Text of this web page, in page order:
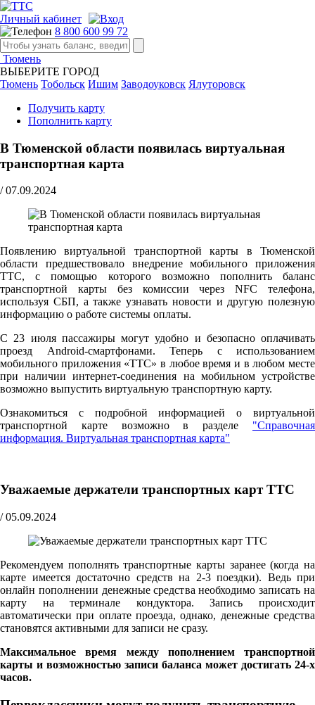
Личный кабинет
8 800 600 99 72
Тюмень
ВЫБЕРИТЕ ГОРОД
Тюмень Тобольск Ишим Заводоуковск Ялуторовск
Получить карту
Пополнить карту
В Тюменской области появилась виртуальная
транспортная карта
/ 07.09.2024
Появлению виртуальной транспортной карты в Тюменской
области предшествовало внедрение мобильного приложения
ТТС, с помощью которого возможно пополнить баланс
транспортной карты без комиссии через NFC телефона,
используя СБП, а также узнавать новости и другую полезную
информацию о работе системы оплаты.
С 23 июля пассажиры могут удобно и безопасно оплачивать
проезд Android-смартфонами. Теперь с использованием
мобильного приложения «ТТС» в любое время и в любом месте
при наличии интернет-соединения на мобильном устройстве
возможно выпустить виртуальную транспортную карту.
Ознакомиться с подробной информацией о виртуальной
транспортной карте возможно в разделе "Справочная
информация. Виртуальная транспортная карта"
Уважаемые держатели транспортных карт ТТС
/ 05.09.2024
Рекомендуем пополнять транспортные карты заранее (когда на
карте имеется достаточно средств на 2-3 поездки). Ведь при
онлайн пополнении денежные средства необходимо записать на
карту на терминале кондуктора. Запись происходит
автоматически при оплате проезда, однако, денежные средства
становятся активными для записи не сразу.
Максимальное время между пополнением транспортной
карты и возможностью записи баланса может достигать 24-х
часов.